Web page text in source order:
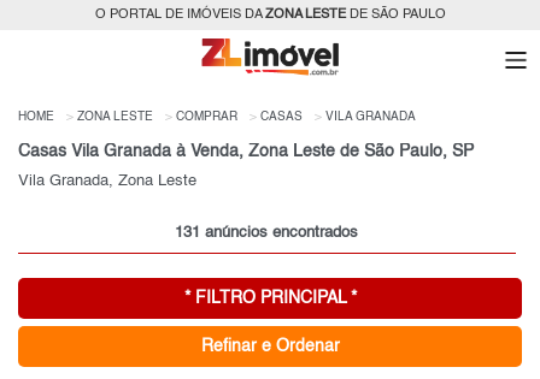
O PORTAL DE IMÓVEIS DAZONA LESTEDE SÃO PAULO
HOME ZONA LESTE COMPRAR CASAS VILA GRANADA
Casas Vila Granada à Venda, Zona Leste de São Paulo, SP
Vila Granada, Zona Leste
131 anúncios encontrados
* FILTRO PRINCIPAL *
Refinar e Ordenar